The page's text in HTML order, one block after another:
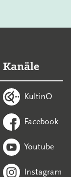
Kanäle
KultinO
Facebook
Youtube
Instagram